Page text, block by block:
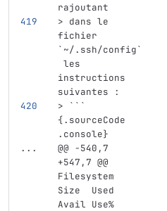
rajoutant
> dans le
fichier
`~/.ssh/config`
les
instructions
suivantes :
> ```
{.sourceCode
.console}
...
@@ -540,7
+547,7 @@
Filesystem
Size  Used
Avail Use%